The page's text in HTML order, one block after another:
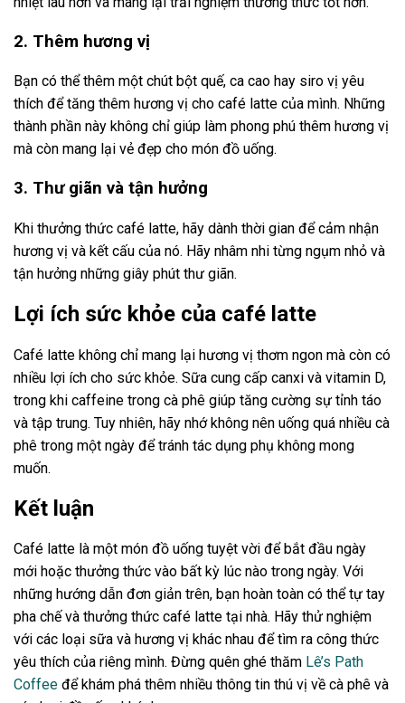
2. Thêm hương vị
Bạn có thể thêm một chút bột quế, ca cao hay siro vị yêu
thích để tăng thêm hương vị cho café latte của mình. Những
thành phần này không chỉ giúp làm phong phú thêm hương vị
mà còn mang lại vẻ đẹp cho món đồ uống.
3. Thư giãn và tận hưởng
Khi thưởng thức café latte, hãy dành thời gian để cảm nhận
hương vị và kết cấu của nó. Hãy nhâm nhi từng ngụm nhỏ và
tận hưởng những giây phút thư giãn.
Lợi ích sức khỏe của café latte
Café latte không chỉ mang lại hương vị thơm ngon mà còn có
nhiều lợi ích cho sức khỏe. Sữa cung cấp canxi và vitamin D,
trong khi caffeine trong cà phê giúp tăng cường sự tỉnh táo
và tập trung. Tuy nhiên, hãy nhớ không nên uống quá nhiều cà
phê trong một ngày để tránh tác dụng phụ không mong
muốn.
Kết luận
Café latte là một món đồ uống tuyệt vời để bắt đầu ngày
mới hoặc thưởng thức vào bất kỳ lúc nào trong ngày. Với
những hướng dẫn đơn giản trên, bạn hoàn toàn có thể tự tay
pha chế và thưởng thức café latte tại nhà. Hãy thử nghiệm
với các loại sữa và hương vị khác nhau để tìm ra công thức
yêu thích của riêng mình. Đừng quên ghé thăm Lê’s Path
Coffee để khám phá thêm nhiều thông tin thú vị về cà phê và